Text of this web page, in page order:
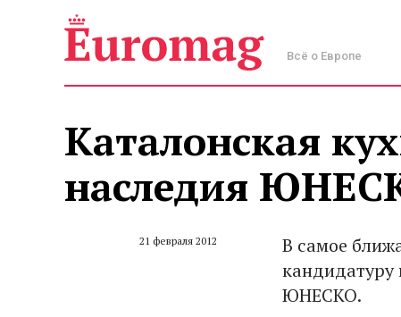
Всё о Европе
Каталонская
наследия
21 февраля 2012
В самое
кандидатуру
ЮНЕСКО.